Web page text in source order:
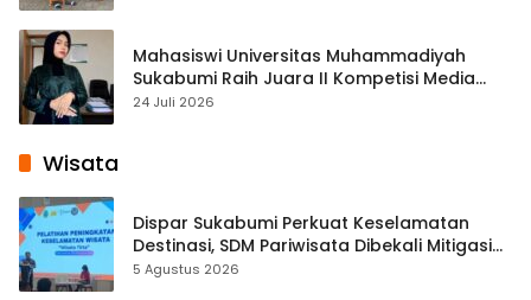
Mahasiswi Universitas Muhammadiyah
Sukabumi Raih Juara II Kompetisi Media
Pembelajaran Digital Tingkat Internasional
24 Juli 2026
Wisata
Dispar Sukabumi Perkuat Keselamatan
Destinasi, SDM Pariwisata Dibekali Mitigasi
hingga Teknik Evakuasi
5 Agustus 2026